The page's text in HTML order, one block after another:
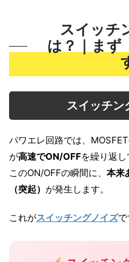
スイッチ
は？｜まず
スイッチン
パワエレ回路では、
が高速でON/OFFを繰り返し
このON/OFFの瞬間に、 本来
（突起） が発生します。
これがスイッチングノイズで